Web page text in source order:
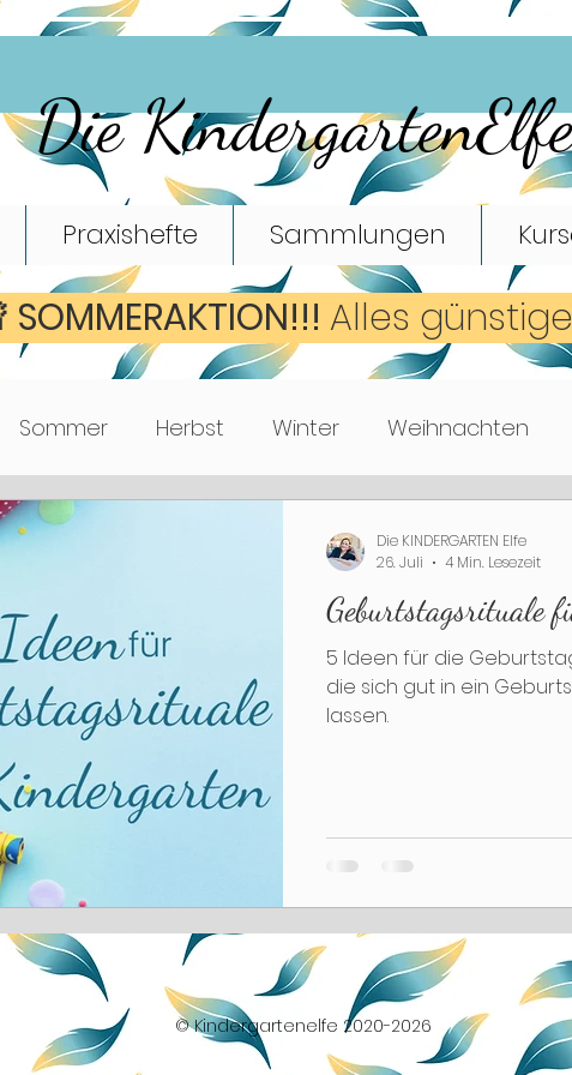
Die
Praxishefte Sammlungen
SOMMERAKTION!!! Alles
Sommer Herbst Winter Weihnachten
Advent Jahreswechsel
Geburtstagsrituale
5 Ideen für die
die sich gut in ein
lassen.
Die KINDERGARTEN Elfe
26. Juli
4 Min. Lesezeit
© Kindergartenelfe 2020-2026